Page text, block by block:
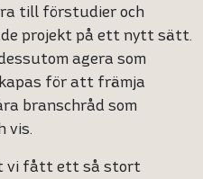
till förstudier och
projekt på ett nytt sätt.
agera som
för att främja
branschråd som
vis.
vi fått ett så stort